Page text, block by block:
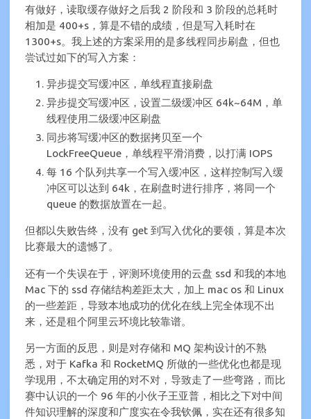
有做好，读取缓存做好之后我 2 阶段和 3 阶段的总耗时
相加是 400+s，算是不错的成绩，但是写入耗时在
1300+s。我上述的方案采用的是多线程同步刷盘，但也
尝试过如下的写入方案：
异步提交写缓冲区，单线程直接刷盘
异步提交写缓冲区，设置二级缓冲区 64k~64M，单
线程使用二级缓冲区刷盘
同步将写缓冲区的数据拷贝至一个
LockFreeQueue，单线程平滑消费，以打满 IOPS
每 16 个队列共享一个写入缓冲区，这样控制写入缓
冲区可以达到 64k，在刷盘时进行排序，将同一个
queue 的数据放置在一起。
但都以失败告终，没有 get 到写入优化的要领，算是本次
比赛最大的遗憾了。
还有一个失误在于，评测环境使用的云盘 ssd 和我的本地
Mac 下的 ssd 存储结构差距太大，加上 mac os 和 Linux
的一些差距，导致本地成功的优化在线上完全体现不出
来，还是租个阿里云环境比较靠谱。
另一方面的反思，则是对存储和 MQ 架构设计的不熟
悉，对于 Kafka 和 RocketMQ 所做的一些优化也都是现
学现用，不太确定用的对不对，导致走了一些弯路，而比
赛中认识的一个 96 年的小伙子王亚普，相比之下对中间
件知识理解的深度和广度实在令我钦佩，实在还有很多知